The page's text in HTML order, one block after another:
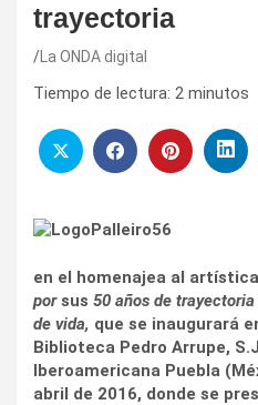
trayectoria
La ONDA digital
Tiempo de lectura: 2 minutos
en el homenajea al
porsus 50 años de
de vida, que se inaugurará
Biblioteca Pedro Arrupe,
Iberoamericana Puebla
abril de 2016, donde se